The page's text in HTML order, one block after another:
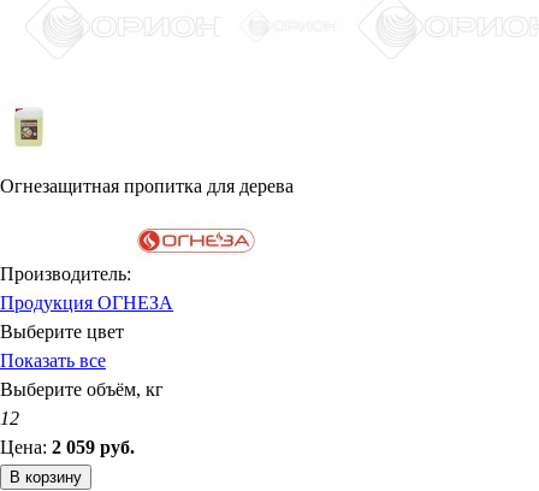
Огнезащитная пропитка для дерева
Производитель:
Продукция ОГНЕЗА
Выберите цвет
Показать все
Выберите объём, кг
12
Цена: 2 059 руб.
В корзину